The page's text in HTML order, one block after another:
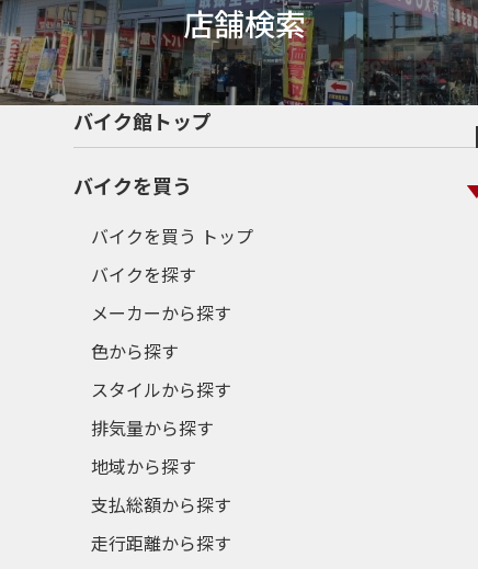
店舗検索
バイク館トップ
バイクを買う
バイクを買う トップ
バイクを探す
メーカーから探す
色から探す
スタイルから探す
排気量から探す
地域から探す
支払総額から探す
走行距離から探す